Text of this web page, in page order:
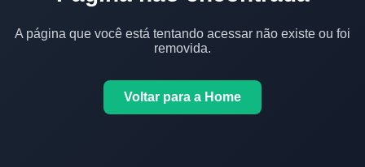
A página que você está tentando acessar não existe ou foi
removida.
Voltar para a Home